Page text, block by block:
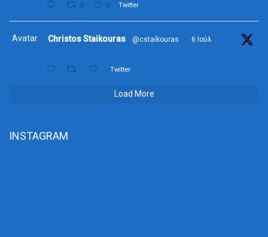
3 9 Twitter
Avatar Christos Staikouras @cstaikouras · 6 Ιούλ
Twitter
Load More
INSTAGRAM